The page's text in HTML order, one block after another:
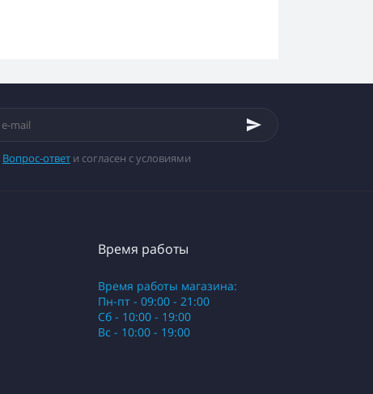
Вопрос-ответ и согласен с условиями
Время работы
Время работы магазина:
Пн-пт - 09:00 - 21:00
Сб - 10:00 - 19:00
Вс - 10:00 - 19:00